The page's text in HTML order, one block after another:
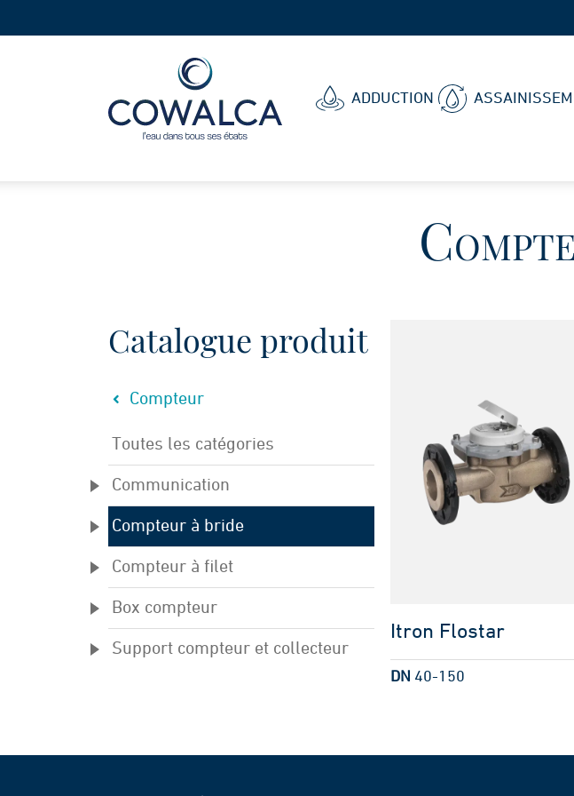
ADDUCTION
Catalogue produit
Compteur
Toutes les catégories
Communication
Compteur à bride
Compteur à filet
Box compteur
Support compteur et collecteur
Itron Flostar
DN 40-150